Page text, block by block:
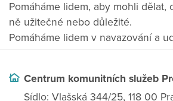
Pomáháme lidem, aby mohli dělat,
ně užitečné nebo důležité.
Pomáháme lidem v navazování a
Centrum komunitních služeb
Sídlo: Vlašská 344/25, 118 00